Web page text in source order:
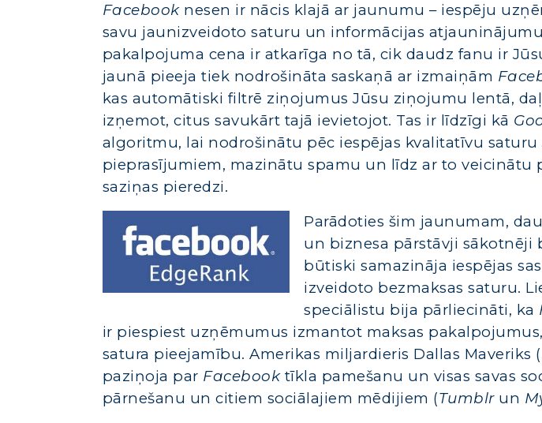
Facebook nesen ir nācis klajā ar jaunumu – iespēju
savu jaunizveidoto saturu un informācijas
pakalpojuma cena ir atkarīga no tā, cik daudz fanu ir
jaunā pieeja tiek nodrošināta saskaņā ar izmaiņām
kas automātiski filtrē ziņojumus Jūsu ziņojumu lentā,
izņemot, citus savukārt tajā ievietojot. Tas ir līdzīgi kā
algoritmu, lai nodrošinātu pēc iespējas kvalitatīvu saturu
pieprasījumiem, mazinātu spamu un līdz ar to veicinātu
saziņas pieredzi.
Parādoties šim jaunumam,
un biznesa pārstāvji sākotnēji
būtiski samazināja iespējas
izveidoto bezmaksas saturu.
speciālistu bija pārliecināti, ka
ir piespiest uzņēmumus izmantot maksas
satura pieejamību. Amerikas miljardieris Dallas Maveriks (
paziņoja par Facebook tīkla pamešanu un visas savas
pārnešanu un citiem sociālajiem mēdijiem (Tumblr un